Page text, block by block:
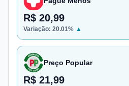
R$ 20,99
Variação: 20.01% ▲
Preço Popular
R$ 21,99